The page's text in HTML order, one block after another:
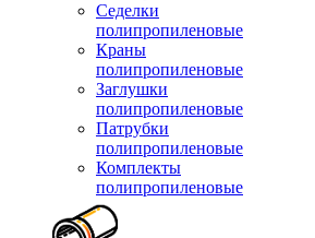
Седелки
полипропиленовые
Краны
полипропиленовые
Заглушки
полипропиленовые
Патрубки
полипропиленовые
Комплекты
полипропиленовые